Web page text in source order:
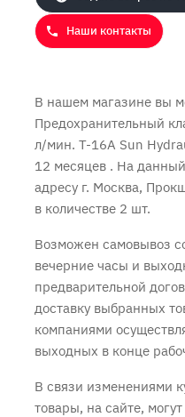
Наши контакты
В нашем магазине вы
Предохранительный
л/мин. T-16A Sun
12 месяцев . На
адресу г. Москва,
в количестве 2 шт.
Возможен самовывоз
вечерние часы и
предварительной
доставку выбранных
компаниями
выходных в конце
В связи изменениями
товары, на сайте,